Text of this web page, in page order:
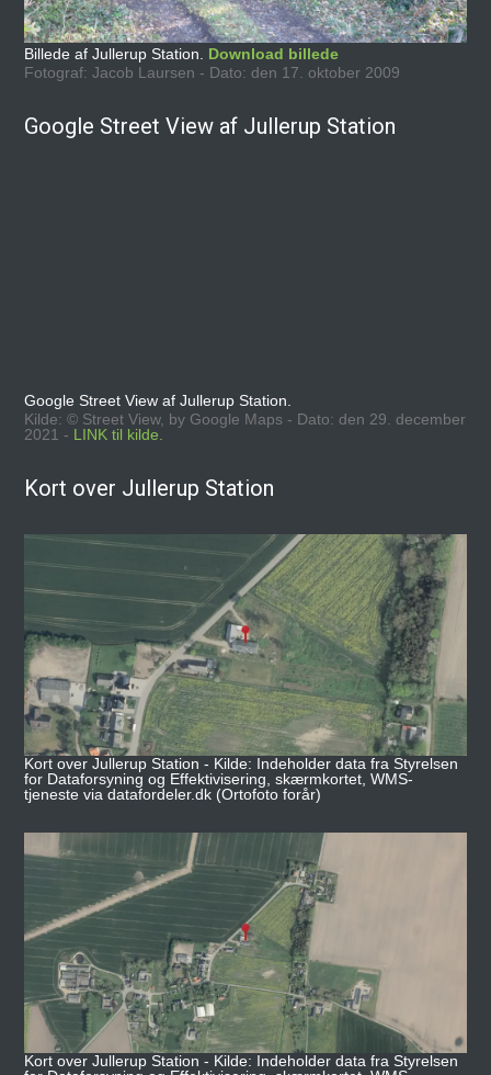
Billede af Jullerup Station. Download billede
Fotograf: Jacob Laursen - Dato: den 17. oktober 2009
Google Street View af Jullerup Station
Google Street View af Jullerup Station.
Kilde: © Street View, by Google Maps - Dato: den 29. december
2021 - LINK til kilde.
Kort over Jullerup Station
Kort over Jullerup Station - Kilde: Indeholder data fra Styrelsen
for Dataforsyning og Effektivisering, skærmkortet, WMS-
tjeneste via datafordeler.dk (Ortofoto forår)
Kort over Jullerup Station - Kilde: Indeholder data fra Styrelsen